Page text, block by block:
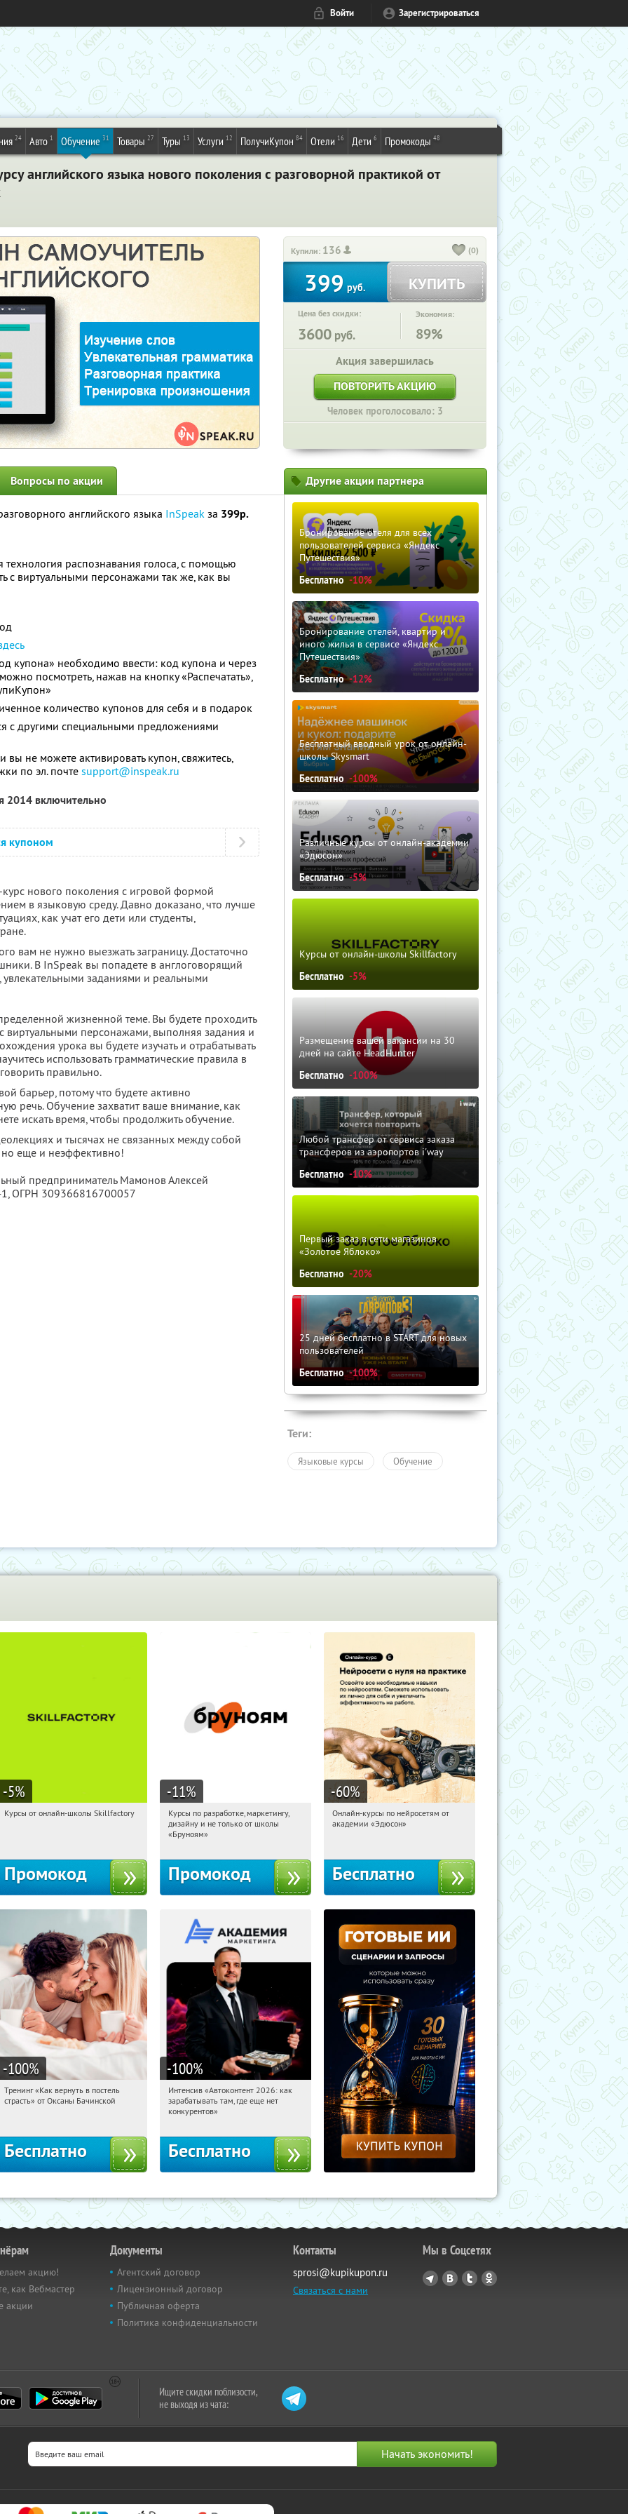
Войти Зарегистрироваться
24 Авто 1 Обучение 31 Товары 27 Туры 13 Услуги 12 ПолучиКупон 84 Отели 16 Дети 6 Промокоды 48
английского языка нового поколения с разговорной практикой от
Купили: 136 (0)
399 руб. КУПИТЬ
Цена без скидки:
3600 руб.
Экономия:
89%
Акция завершилась
ПОВТОРИТЬ АКЦИЮ
Человек проголосовало: 3
Вопросы по акции
английского языка InSpeak за 399р.
технология распознавания голоса, с помощью
с виртуальными персонажами так же, как вы
купона» необходимо ввести: код купона и через
посмотреть, нажав на кнопку «Распечатать»,
количество купонов для себя и в подарок
с другими специальными предложениями
вы не можете активировать купон, свяжитесь,
по эл. почте support@inspeak.ru
2014 включительно
купоном
нового поколения с игровой формой
в языковую среду. Давно доказано, что лучше
как учат его дети или студенты,
вам не нужно выезжать заграницу. Достаточно
В InSpeak вы попадете в англоговорящий
заданиями и реальными
жизненной теме. Вы будете проходить
виртуальными персонажами, выполняя задания и
урока вы будете изучать и отрабатывать
использовать грамматические правила в
правильно.
барьер, потому что будете активно
речь. Обучение захватит ваше внимание, как
искать время, чтобы продолжить обучение.
и тысячах не связанных между собой
но еще и неэффективно!
предприниматель Мамонов Алексей
, ОГРН 309366816700057
Другие акции партнера
Бронирование отеля для всех
пользователей сервиса «Яндекс
Путешествия»
Бесплатно -10%
Бронирование отелей, квартир и
иного жилья в сервисе «Яндекс
Путешествия»
Бесплатно -12%
Бесплатный вводный урок от онлайн-
школы Skysmart
Бесплатно -100%
Различные курсы от онлайн-академии
«Эдюсон»
Бесплатно -5%
Курсы от онлайн-школы Skillfactory
Бесплатно -5%
Размещение вашей вакансии на 30
дней на сайте HeadHunter
Бесплатно -100%
Любой трансфер от сервиса заказа
трансферов из аэропортов i'way
Бесплатно -10%
Первый заказ в сети магазинов
«Золотое Яблоко»
Бесплатно -20%
25 дней бесплатно в START для новых
пользователей
Бесплатно -100%
Теги:
Языковые курсы Обучение
-5%
16:27:47
Получи первым!
Курсы от онлайн-школы Skillfactory
Промокод
-11%
16:27:47
Получи первым!
Россия
Курсы по разработке, маркетингу,
дизайну и не только от школы
«Бруноям»
Промокод
-60%
16:27:47 Получили:
Онлайн-курсы по нейросетям от
академии «Эдюсон»
Бесплатно
-100%
16:27:47 Получили:
Тренинг «Как вернуть в постель
страсть» от Оксаны Бачинской
Бесплатно
-100%
16:27:47 Получили:
Россия
Интенсив «Автоконтент 2026: как
зарабатывать там, где еще нет
конкурентов»
Бесплатно
акцию!
как Вебмастер
акции
Документы
Агентский договор
Лицензионный договор
Публичная оферта
Политика конфиденциальности
Контакты
sprosi@kupikupon.ru
Связаться с нами
Мы в Соцсетях
Ищите скидки поблизости,
не выходя из чата: